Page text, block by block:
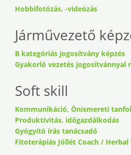
Hobbifotózás, -videózás
Járművezető
B kategóriás jogosítvány képzés
Gyakorló vezetés jogosítvánnyal
Soft skill
Kommunikáció, Önismereti
Produktivitás, időgazdálkodás
Gyógyító írás tanácsadó
Fitoterápiás Jóllét Coach / Herbal